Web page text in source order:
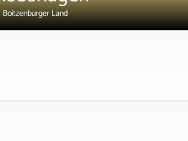
Boitzenburger Land